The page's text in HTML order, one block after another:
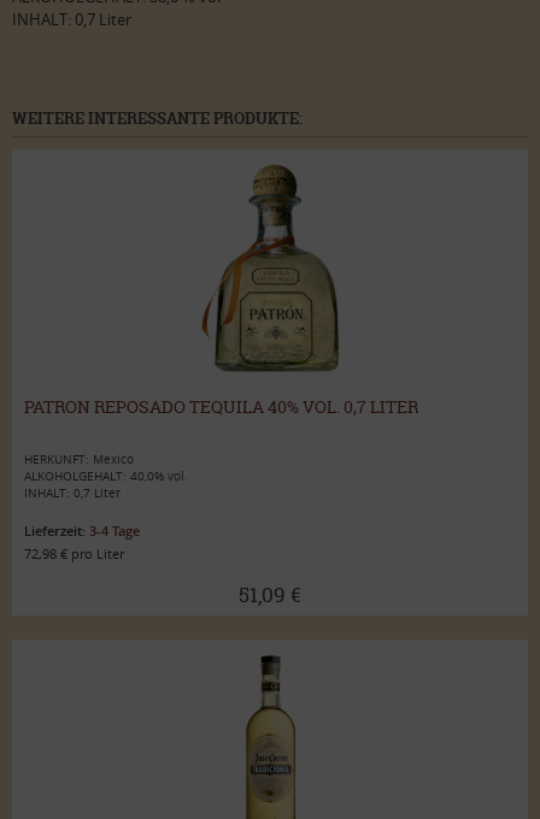
INHALT: 0,7 Liter
WEITERE INTERESSANTE PRODUKTE:
PATRON REPOSADO TEQUILA 40% VOL. 0,7 LITER
HERKUNFT: Mexico
ALKOHOLGEHALT: 40,0% vol.
INHALT: 0,7 Liter
Lieferzeit: 3-4 Tage
72,98 € pro Liter
51,09 €